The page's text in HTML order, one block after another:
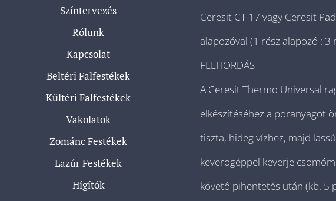
Színtervezés
Rólunk
Kapcsolat
Beltéri Falfestékek
Kültéri Falfestékek
Vakolatok
Zománc Festékek
Lazúr Festékek
Hígítók
Ceresit CT 17 vagy Ceresit
alapozóval (1 rész alapozó : 3
FELHORDÁS
A Ceresit Thermo Universal
elkészítéséhez a poranyagot
tiszta, hideg vízhez, majd
keverogéppel keverje
követô pihentetés után (kb. 5